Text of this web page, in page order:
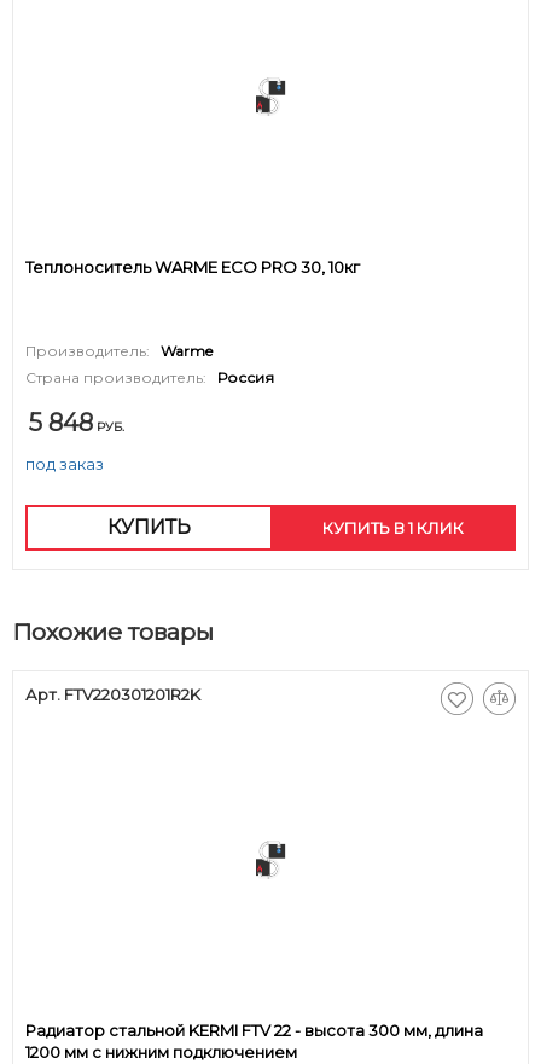
Теплоноситель WARME ECO PRO 30, 10кг
Производитель:
Warme
Страна производитель:
Россия
5 848 РУБ.
под заказ
КУПИТЬ КУПИТЬ В 1 КЛИК
Похожие товары
Арт. FTV220301201R2K
Радиатор стальной KERMI FTV 22 - высота 300 мм, длина
1200 мм с нижним подключением